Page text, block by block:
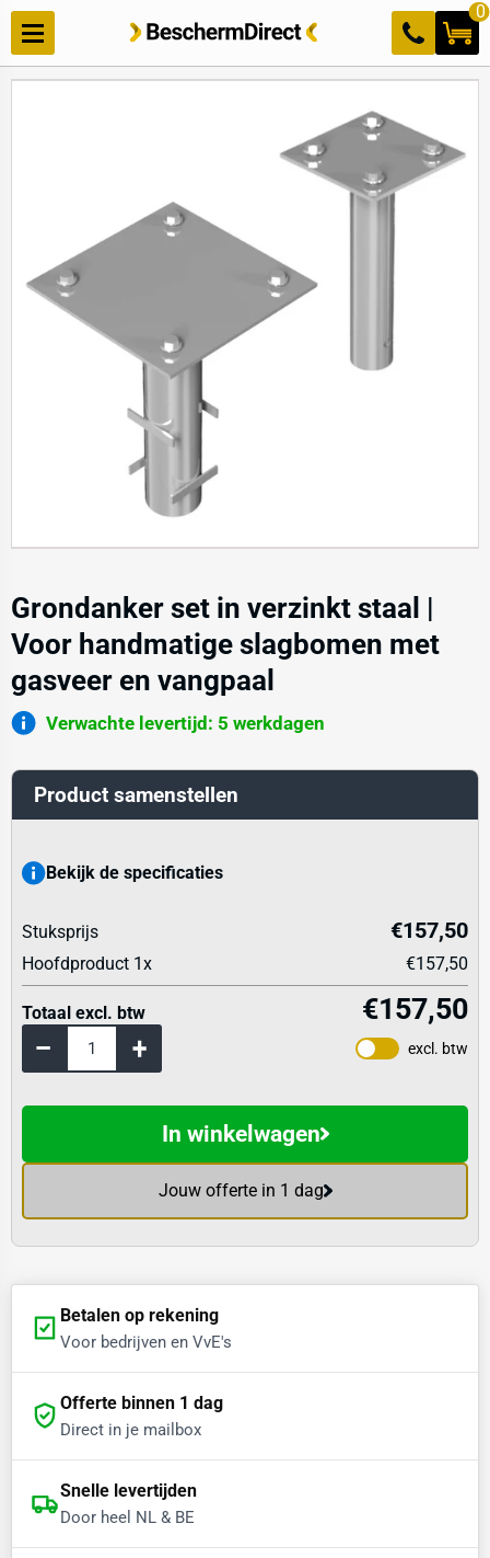
Meteen
naar de
content
0
Grondanker set in verzinkt staal |
Voor handmatige slagbomen met
gasveer en vangpaal
Verwachte levertijd: 5 werkdagen
Product samenstellen
Bekijk de specificaties
excl. btw
Stuksprijs €157,50
Hoofdproduct 1x €157,50
Totaal excl. btw €157,50
Jouw offerte in 1 dag
In winkelwagen
Betalen op rekening
Voor bedrijven en VvE's
Offerte binnen 1 dag
Direct in je mailbox
Snelle levertijden
Door heel NL & BE